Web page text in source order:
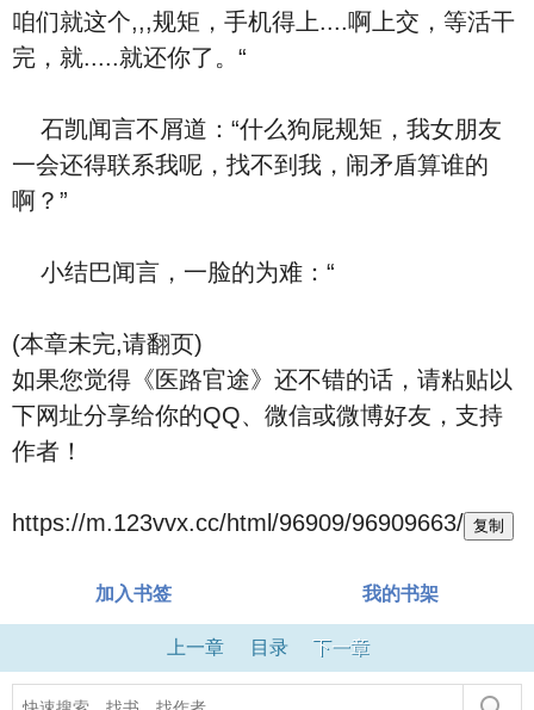
咱们就这个,,,规矩，手机得上....啊上交，等活干
完，就.....就还你了。“
石凯闻言不屑道：“什么狗屁规矩，我女朋友
一会还得联系我呢，找不到我，闹矛盾算谁的
啊？”
小结巴闻言，一脸的为难：“
(本章未完,请翻页)
如果您觉得《医路官途》还不错的话，请粘贴以
下网址分享给你的QQ、微信或微博好友，支持
作者！
https://m.123vvx.cc/html/96909/96909663/ 复制
加入书签 我的书架
上一章 目录 下一章